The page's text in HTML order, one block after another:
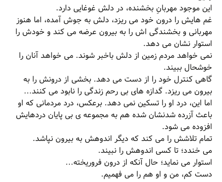
این موجود مهربانِ بخشنده، در دلش غوغایی دارد.
غم هایش را درون خود می ریزد، دلش به جوش آمده، اما هنوز
مهربانی و بخشندگی اش را به بیرون عرضه می کند و خودش را
استوار نشان می دهد.
نمی خواهد مردم زمین از دلش باخبر شوند. می خواهد آنان را
خوشحال ببیند.
گاهی کنترل خود را از دست می دهد. بخشی از درونش را به
بیرون می ریزد. گدازه های بی رحم زندگی را نابود می کنند…
اما این، درد او را تسکین نمی دهد. برعکس، درد مردمانی که او
باعث آزرده شدنشان شده هم به مجموعه ی بی پایان دردهایش
افزوده می شود.
تمام تلاشش را می کند که دیگر اندوهش به بیرون نپاشد.
می خندد؛ تا کسی اندوهش را نبیند.
استوار می نماید؛ حال آنکه از درون فروریخته…
دست کم، من و او هم را می فهمیم.